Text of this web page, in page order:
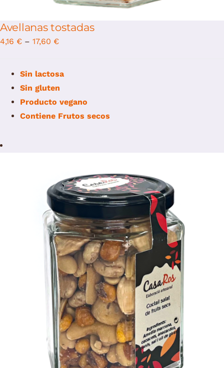
Avellanas tostadas
4,16 € – 17,60 €
Sin lactosa
Sin gluten
Producto vegano
Contiene Frutos secos
Select options